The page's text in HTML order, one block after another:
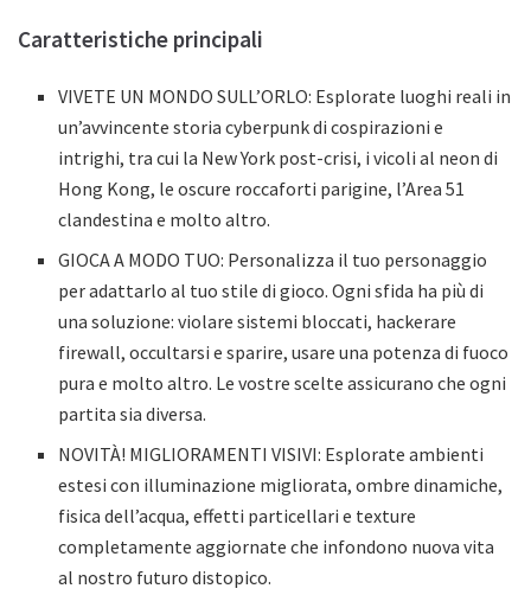
Caratteristiche principali
VIVETE UN MONDO SULL’ORLO: Esplorate luoghi reali in
un’avvincente storia cyberpunk di cospirazioni e
intrighi, tra cui la New York post-crisi, i vicoli al neon di
Hong Kong, le oscure roccaforti parigine, l’Area 51
clandestina e molto altro.
GIOCA A MODO TUO: Personalizza il tuo personaggio
per adattarlo al tuo stile di gioco. Ogni sfida ha più di
una soluzione: violare sistemi bloccati, hackerare
firewall, occultarsi e sparire, usare una potenza di fuoco
pura e molto altro. Le vostre scelte assicurano che ogni
partita sia diversa.
NOVITÀ! MIGLIORAMENTI VISIVI: Esplorate ambienti
estesi con illuminazione migliorata, ombre dinamiche,
fisica dell’acqua, effetti particellari e texture
completamente aggiornate che infondono nuova vita
al nostro futuro distopico.